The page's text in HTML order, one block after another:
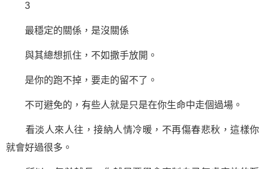
3
最穩定的關係，是沒關係
與其總想抓住，不如撒手放開。
是你的跑不掉，要走的留不了。
不可避免的，有些人就是只是在你生命中走個過場。
看淡人來人往，接納人情冷暖，不再傷春悲秋，這樣你
就會好過很多。